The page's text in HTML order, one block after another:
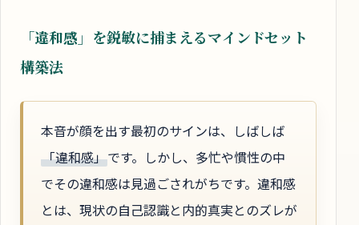
「違和感」を鋭敏に捕まえるマインドセット
構築法
本音が顔を出す最初のサインは、しばしば
「違和感」です。しかし、多忙や慣性の中
でその違和感は見過ごされがちです。違和感
とは、現状の自己認識と内的真実とのズレが